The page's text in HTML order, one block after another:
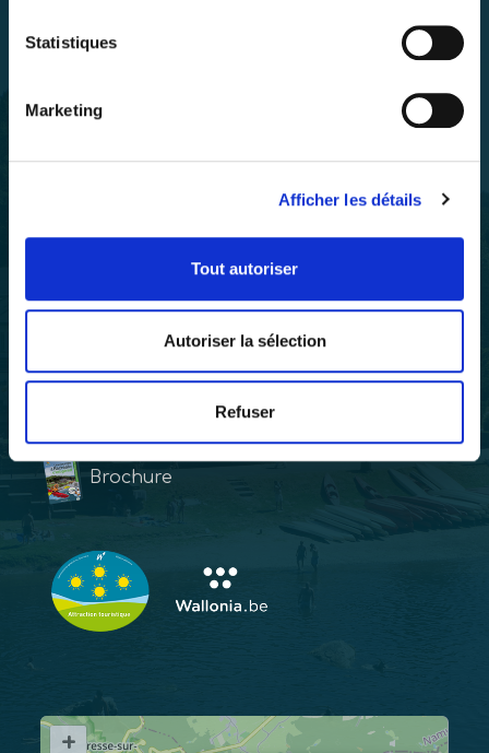
Statistiques
Marketing
Afficher les détails
Tout autoriser
Autoriser la sélection
Refuser
Rue Léon Henrard, 16
+32 61 50 03 81
Email :recrealle@recrealle.com
Brochure
+